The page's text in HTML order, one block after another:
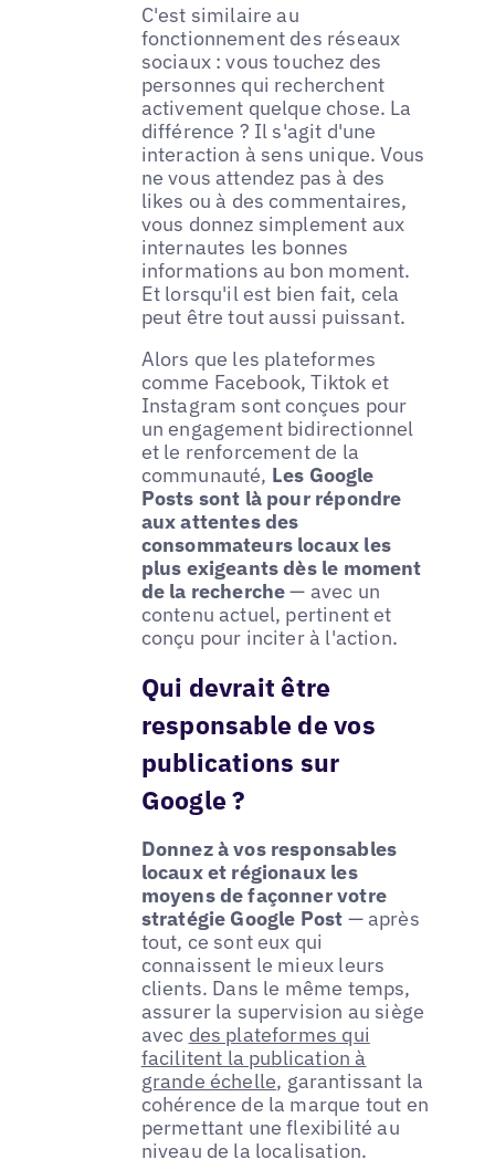
C'est similaire au
fonctionnement des réseaux
sociaux : vous touchez des
personnes qui recherchent
activement quelque chose. La
différence ? Il s'agit d'une
interaction à sens unique. Vous
ne vous attendez pas à des
likes ou à des commentaires,
vous donnez simplement aux
internautes les bonnes
informations au bon moment.
Et lorsqu'il est bien fait, cela
peut être tout aussi puissant.
Alors que les plateformes
comme Facebook, Tiktok et
Instagram sont conçues pour
un engagement bidirectionnel
et le renforcement de la
communauté, Les Google
Posts sont là pour répondre
aux attentes des
consommateurs locaux les
plus exigeants dès le moment
de la recherche— avec un
contenu actuel, pertinent et
conçu pour inciter à l'action.
Qui devrait être
responsable de vos
publications sur
Google ?
Donnez à vos responsables
locaux et régionaux les
moyens de façonner votre
stratégie Google Post — après
tout, ce sont eux qui
connaissent le mieux leurs
clients. Dans le même temps,
assurer la supervision au siège
avec des plateformes qui
facilitent la publication à
grande échelle, garantissant la
cohérence de la marque tout en
permettant une flexibilité au
niveau de la localisation.